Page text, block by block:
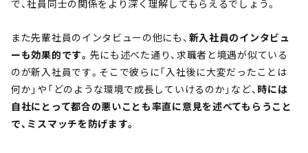
で、社員同士の関係をより深く理解してもらえるでしょう。
また先輩社員のインタビューの他にも、 新入社員のインタビュ
ーも効果的です。 先にも述べた通り、求職者と境遇が似ている
のが新入社員です。そこで彼らに「入社後に大変だったことは
何か」や「どのような環境で成長していけるのか」など、 時には
自社にとって都合の悪いことも率直に意見を述べてもらうこと
で、ミスマッチを防げます。